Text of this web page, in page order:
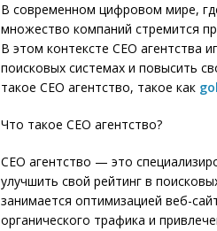
В современном цифровом мире,
множество компаний стремится
В этом контексте СЕО агентства
поисковых системах и повысить
такое СЕО агентство, такое как
Что такое СЕО агентство?
СЕО агентство — это
улучшить свой рейтинг в
занимается оптимизацией веб-
органического трафика и